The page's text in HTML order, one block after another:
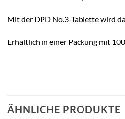
Mit der DPD No.3-Tablette wird
Erhältlich in einer Packung mit
ÄHNLICHE PRODUKTE